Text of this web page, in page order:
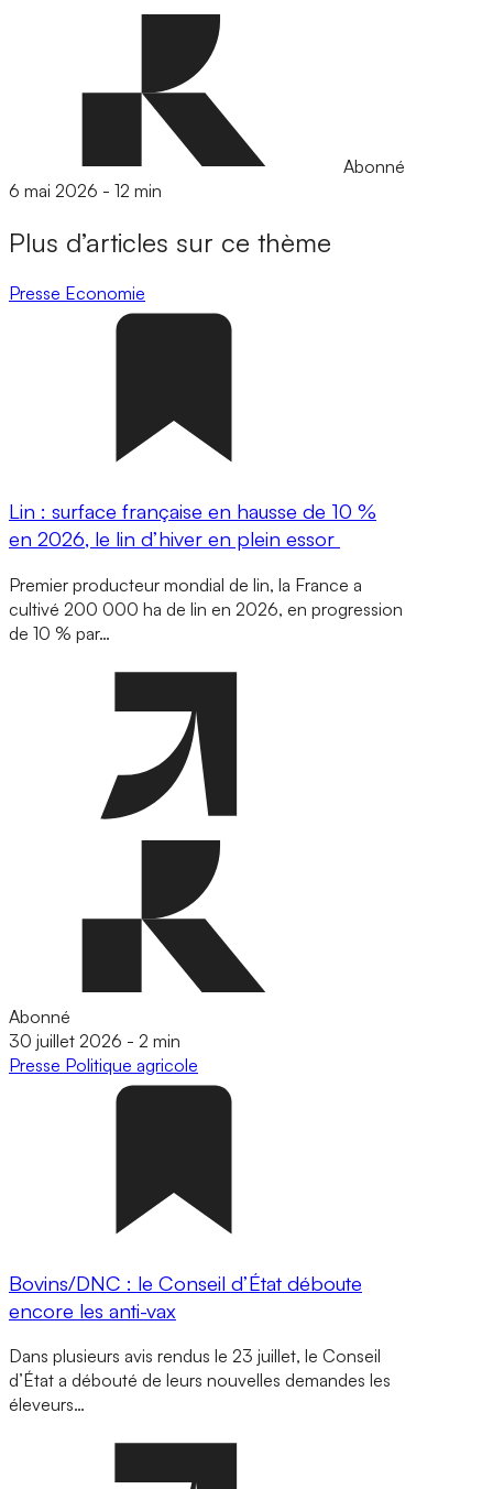
Abonné
6 mai 2026 - 12 min
Plus d’articles sur ce thème
Presse Economie
Lin : surface française en hausse de 10 %
en 2026, le lin d’hiver en plein essor
Premier producteur mondial de lin, la France a
cultivé 200 000 ha de lin en 2026, en progression
de 10 % par…
Abonné
30 juillet 2026 - 2 min
Presse Politique agricole
Bovins/DNC : le Conseil d’État déboute
encore les anti-vax
Dans plusieurs avis rendus le 23 juillet, le Conseil
d’État a débouté de leurs nouvelles demandes les
éleveurs…